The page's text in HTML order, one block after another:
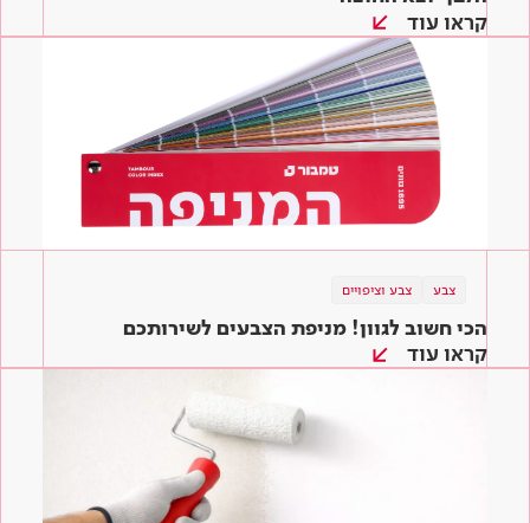
קראו עוד
צבע צבע וציפויים
הכי חשוב לגוון! מניפת הצבעים לשירותכם
קראו עוד